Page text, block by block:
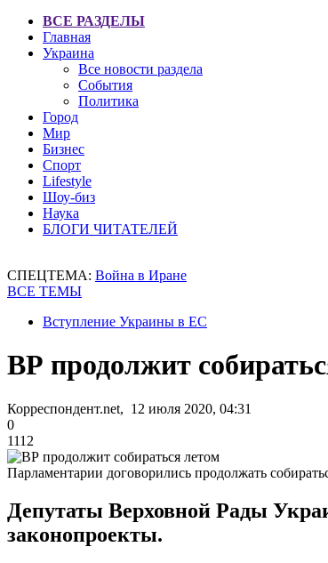
ВСЕ РАЗДЕЛЫ
Главная
Украина
Все новости раздела
События
Политика
Город
Мир
Бизнес
Спорт
Lifestyle
Шоу-биз
Наука
БЛОГИ ЧИТАТЕЛЕЙ
СПЕЦТЕМА: Война в Иране
ВСЕ ТЕМЫ
Вступление Украины в ЕС
ВР продолжит
Корреспондент.net, 12 июля 2020, 04:31
0
1112
Парламентарии договорились продолжать
Депутаты Верховной Рады
законопроекты.